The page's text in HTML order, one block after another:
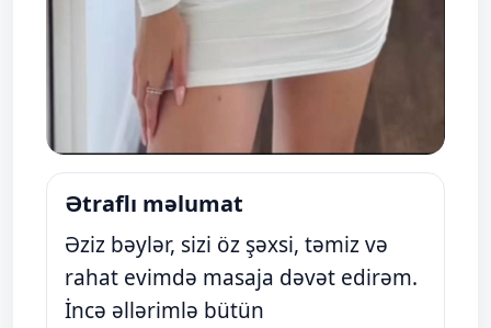
Ətraflı məlumat
Əziz bəylər, sizi öz şəxsi, təmiz və
rahat evimdə masaja dəvət edirəm.
İncə əllərimlə bütün